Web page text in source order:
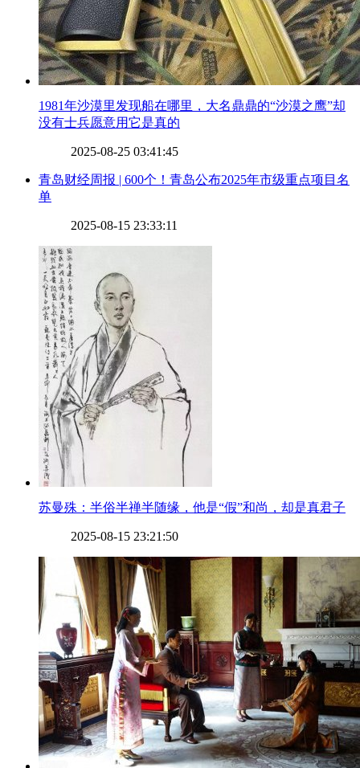
​1981年沙漠里发现船在哪里，大名鼎鼎的“沙漠之鹰”却
没有士兵愿意用它是真的
2025-08-25 03:41:45
​青岛财经周报 | 600个！青岛公布2025年市级重点项目名
单
2025-08-15 23:33:11
​苏曼殊：半俗半禅半随缘，他是“假”和尚，却是真君子
2025-08-15 23:21:50